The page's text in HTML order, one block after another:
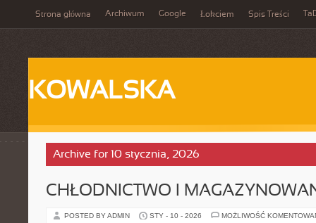
Strona główna Archiwum Google Łokciem Spis Treści
KOWALSKA
Archive for 10 stycznia, 2026
CHŁODNICTWO I
POSTED BY ADMIN STY - 10 - 2026 MOŻLIWOŚĆ